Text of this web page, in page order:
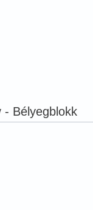
- Bélyegblokk